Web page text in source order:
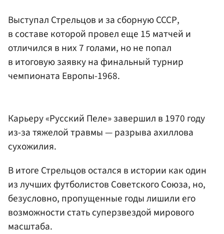
Выступал Стрельцов и за сборную СССР,
в составе которой провел еще 15 матчей и
отличился в них 7 голами, но не попал
в итоговую заявку на финальный турнир
чемпионата Европы-1968.
Карьеру «Русский Пеле» завершил в 1970 году
из-за тяжелой травмы — разрыва ахиллова
сухожилия.
В итоге Стрельцов остался в истории как один
из лучших футболистов Советского Союза, но,
безусловно, пропущенные годы лишили его
возможности стать суперзвездой мирового
масштаба.